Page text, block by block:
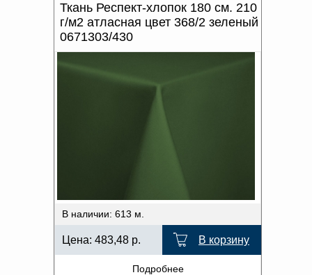
Ткань Респект-хлопок 180 см. 210
г/м2 атласная цвет 368/2 зеленый
0671303/430
В наличии: 613 м.
Цена: 483,48 р. В корзину
Подробнее